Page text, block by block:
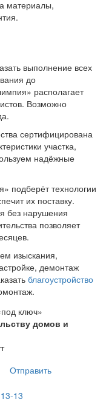
материалы,
выполнение всех
до
располагает
Возможно
сертифицирована
участка,
надёжные
подберёт технологии
их поставку.
без нарушения
позволяет
изыскания,
демонтаж
благоустройство
домов и
Отправить
13